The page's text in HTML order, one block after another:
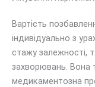
Вартість
індивідуально з
стажу залежності,
захворювань. Вона
медикаментозна